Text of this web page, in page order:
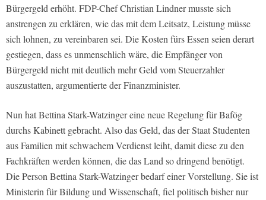
Bürgergeld erhöht. FDP-Chef Christian Lindner musste sich
anstrengen zu erklären, wie das mit dem Leitsatz, Leistung müsse
sich lohnen, zu vereinbaren sei. Die Kosten fürs Essen seien derart
gestiegen, dass es unmenschlich wäre, die Empfänger von
Bürgergeld nicht mit deutlich mehr Geld vom Steuerzahler
auszustatten, argumentierte der Finanzminister.
Nun hat Bettina Stark-Watzinger eine neue Regelung für Bafög
durchs Kabinett gebracht. Also das Geld, das der Staat Studenten
aus Familien mit schwachem Verdienst leiht, damit diese zu den
Fachkräften werden können, die das Land so dringend benötigt.
Die Person Bettina Stark-Watzinger bedarf einer Vorstellung. Sie ist
Ministerin für Bildung und Wissenschaft, fiel politisch bisher nur